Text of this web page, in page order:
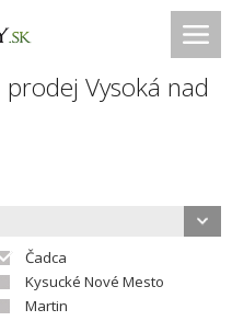
Vysoká nad
Čadca
Kysucké Nové Mesto
Martin